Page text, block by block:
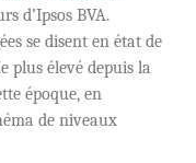
d’Ipsos BVA.
se disent en état de
plus élevé depuis la
époque, en
de niveaux